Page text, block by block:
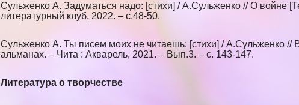
Сульженко А. Задуматься надо: [стихи] / А.Сульженко // О войне
литературный клуб, 2022. – с.48-50.
Сульженко А. Ты писем моих не читаешь: [стихи] / А.Сульженко //
альманах. – Чита : Акварель, 2021. – Вып.3. – с. 143-147.
Литература о творчестве